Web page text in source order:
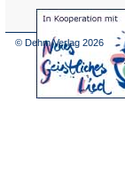
© Dehm Verlag 2026